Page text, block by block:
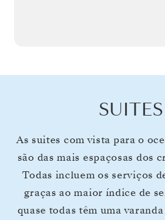
SUITES
As suites com vista para o
são das mais espaçosas dos
Todas incluem os serviços
graças ao maior índice de
quase todas têm uma